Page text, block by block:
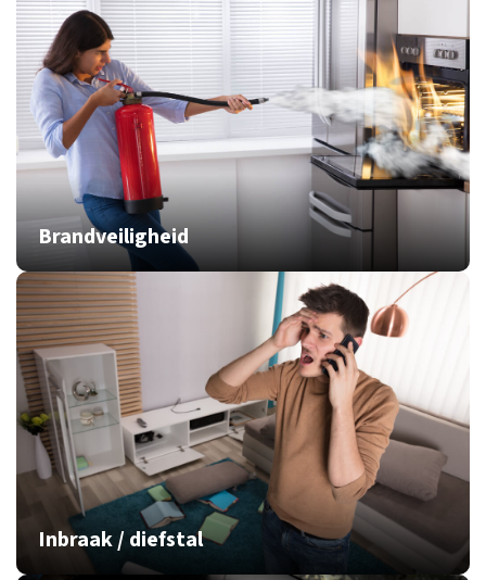
Brandveiligheid
Inbraak / diefstal